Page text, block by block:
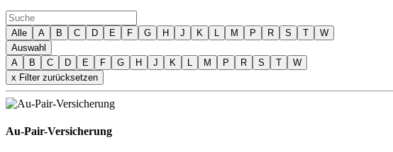
Alle A B C D E F G H J K M P R S T
W
Auswahl
A
B C D E F G H J K M P R S T
W
x Filter zurücksetzen
Au-Pair-Versicherung